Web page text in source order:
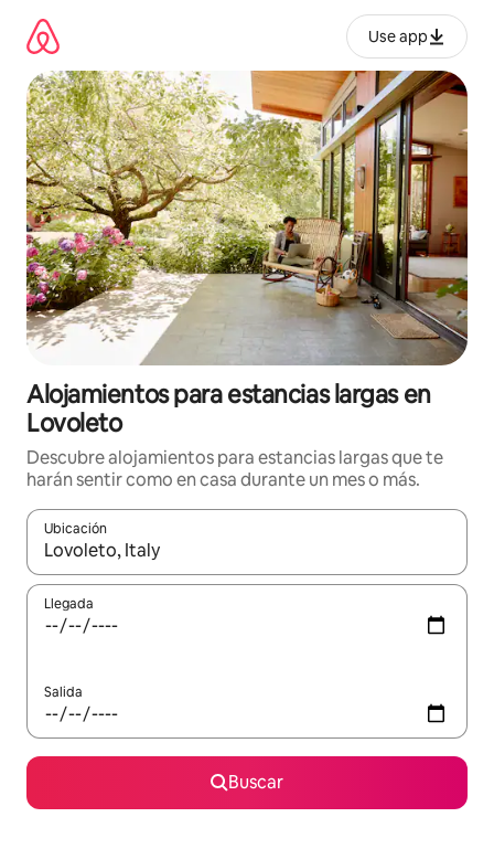
contenido
Use app
Alojamientos para estancias largas en
Lovoleto
Descubre alojamientos para estancias largas que te
harán sentir como en casa durante un mes o más.
Ubicación
Cuando los resultados estén disponibles, podrás navegar
Llegada
Salida
Buscar